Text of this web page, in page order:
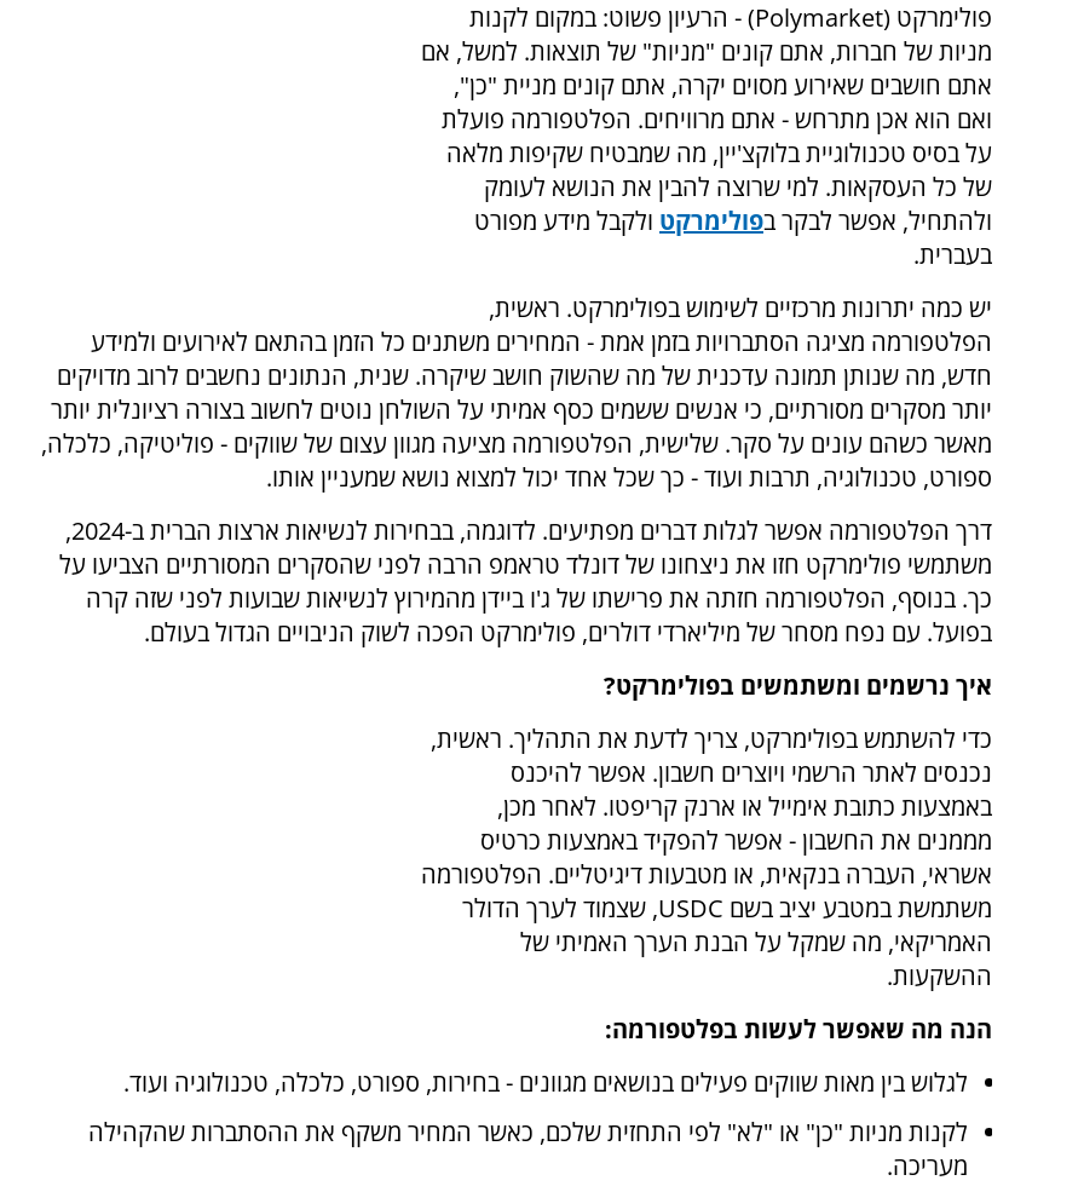
פולימרקט (Polymarket) - הרעיון פשוט: במקום לקנות
מניות של חברות, אתם קונים "מניות" של תוצאות. למשל, אם
אתם חושבים שאירוע מסוים יקרה, אתם קונים מניית "כן",
ואם הוא אכן מתרחש - אתם מרוויחים. הפלטפורמה פועלת
על בסיס טכנולוגיית בלוקצ'יין, מה שמבטיח שקיפות מלאה
של כל העסקאות. למי שרוצה להבין את הנושא לעומק
ולהתחיל, אפשר לבקר בפולימרקט ולקבל מידע מפורט
בעברית.
יש כמה יתרונות מרכזיים לשימוש בפולימרקט. ראשית,
הפלטפורמה מציגה הסתברויות בזמן אמת - המחירים משתנים כל הזמן בהתאם לאירועים ולמידע
חדש, מה שנותן תמונה עדכנית של מה שהשוק חושב שיקרה. שנית, הנתונים נחשבים לרוב מדויקים
יותר מסקרים מסורתיים, כי אנשים ששמים כסף אמיתי על השולחן נוטים לחשוב בצורה רציונלית יותר
מאשר כשהם עונים על סקר. שלישית, הפלטפורמה מציעה מגוון עצום של שווקים - פוליטיקה, כלכלה,
ספורט, טכנולוגיה, תרבות ועוד - כך שכל אחד יכול למצוא נושא שמעניין אותו.
דרך הפלטפורמה אפשר לגלות דברים מפתיעים. לדוגמה, בבחירות לנשיאות ארצות הברית ב-2024,
משתמשי פולימרקט חזו את ניצחונו של דונלד טראמפ הרבה לפני שהסקרים המסורתיים הצביעו על
כך. בנוסף, הפלטפורמה חזתה את פרישתו של ג'ו ביידן מהמירוץ לנשיאות שבועות לפני שזה קרה
בפועל. עם נפח מסחר של מיליארדי דולרים, פולימרקט הפכה לשוק הניבויים הגדול בעולם.
איך נרשמים ומשתמשים בפולימרקט?
כדי להשתמש בפולימרקט, צריך לדעת את התהליך. ראשית,
נכנסים לאתר הרשמי ויוצרים חשבון. אפשר להיכנס
באמצעות כתובת אימייל או ארנק קריפטו. לאחר מכן,
מממנים את החשבון - אפשר להפקיד באמצעות כרטיס
אשראי, העברה בנקאית, או מטבעות דיגיטליים. הפלטפורמה
משתמשת במטבע יציב בשם USDC, שצמוד לערך הדולר
האמריקאי, מה שמקל על הבנת הערך האמיתי של
ההשקעות.
הנה מה שאפשר לעשות בפלטפורמה:
לגלוש בין מאות שווקים פעילים בנושאים מגוונים - בחירות, ספורט, כלכלה, טכנולוגיה ועוד.
לקנות מניות "כן" או "לא" לפי התחזית שלכם, כאשר המחיר משקף את ההסתברות שהקהילה
מעריכה.